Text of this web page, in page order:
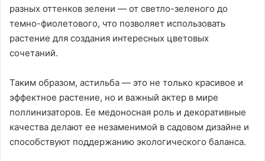
разных оттенков зелени — от светло-зеленого до
темно-фиолетового, что позволяет использовать
растение для создания интересных цветовых
сочетаний.
Таким образом, астильба — это не только красивое и
эффектное растение, но и важный актер в мире
поллинизаторов. Ее медоносная роль и декоративные
качества делают ее незаменимой в садовом дизайне и
способствуют поддержанию экологического баланса.